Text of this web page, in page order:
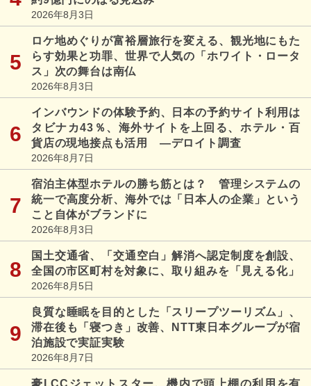
2026年8月3日
ロケ地めぐりが富裕層旅行を変える、観光地にもた
らす効果と功罪、世界で人気の「ホワイト・ロータ
ス」次の舞台は南仏
2026年8月3日
インバウンドの体験予約、日本の予約サイト利用は
タビナカ43％、海外サイトを上回る、ホテル・百
貨店の現地接点も活用 ―デロイト調査
2026年8月7日
宿泊主体型ホテルの勝ち筋とは？ 管理システムの
統一で高度分析、海外では「日本人の企業」という
こと自体がブランドに
2026年8月3日
国土交通省、「交通空白」解消へ認定制度を創設、
全国の市区町村を対象に、取り組みを「見える化」
2026年8月5日
良質な睡眠を目的とした「スリープツーリズム」、
滞在後も「寝つき」改善、NTT東日本グループが宿
泊施設で実証実験
2026年8月7日